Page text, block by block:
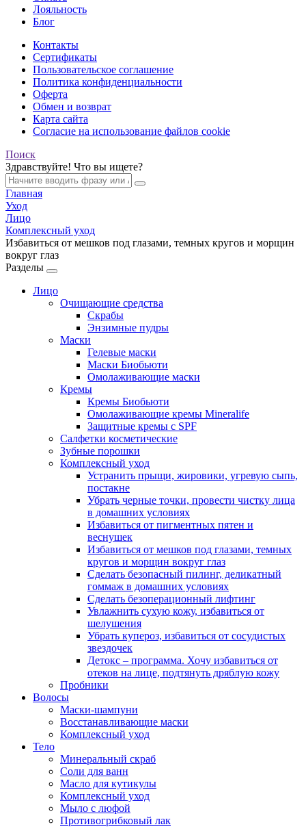
Лояльность
Блог
Контакты
Сертификаты
Пользовательское соглашение
Политика конфиденциальности
Оферта
Обмен и возврат
Карта сайта
Согласие на использование файлов cookie
Поиск
Здравствуйте! Что вы ищете?
Главная
Уход
Лицо
Комплексный уход
Избавиться от мешков под глазами, темных кругов и морщин
вокруг глаз
Разделы
Лицо
Очищающие средства
Скрабы
Энзимные пудры
Маски
Гелевые маски
Маски Биобьюти
Омолаживающие маски
Кремы
Кремы Биобьюти
Омолаживающие кремы Mineralife
Защитные кремы с SPF
Салфетки косметические
Зубные порошки
Комплексный уход
Устранить прыщи, жировики, угревую сыпь,
постакне
Убрать черные точки, провести чистку лица
в домашних условиях
Избавиться от пигментных пятен и
веснушек
Избавиться от мешков под глазами, темных
кругов и морщин вокруг глаз
Сделать безопасный пилинг, деликатный
гоммаж в домашних условиях
Сделать безоперационный лифтинг
Увлажнить сухую кожу, избавиться от
шелушения
Убрать купероз, избавиться от сосудистых
звездочек
Детокс – программа. Хочу избавиться от
отеков на лице, подтянуть дряблую кожу
Пробники
Волосы
Маски-шампуни
Восстанавливающие маски
Комплексный уход
Тело
Минеральный скраб
Соли для ванн
Масло для кутикулы
Комплексный уход
Мыло с люфой
Противогрибковый лак